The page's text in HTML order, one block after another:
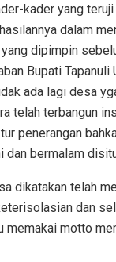
kader yang
dalam
dipimpin
Bupati Tapanuli
ada lagi desa
telah terbangun
penerangan
dan bermalam
dikatakan telah
dan
memakai motto